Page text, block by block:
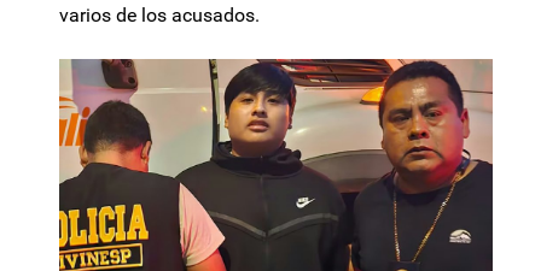
varios de los acusados.